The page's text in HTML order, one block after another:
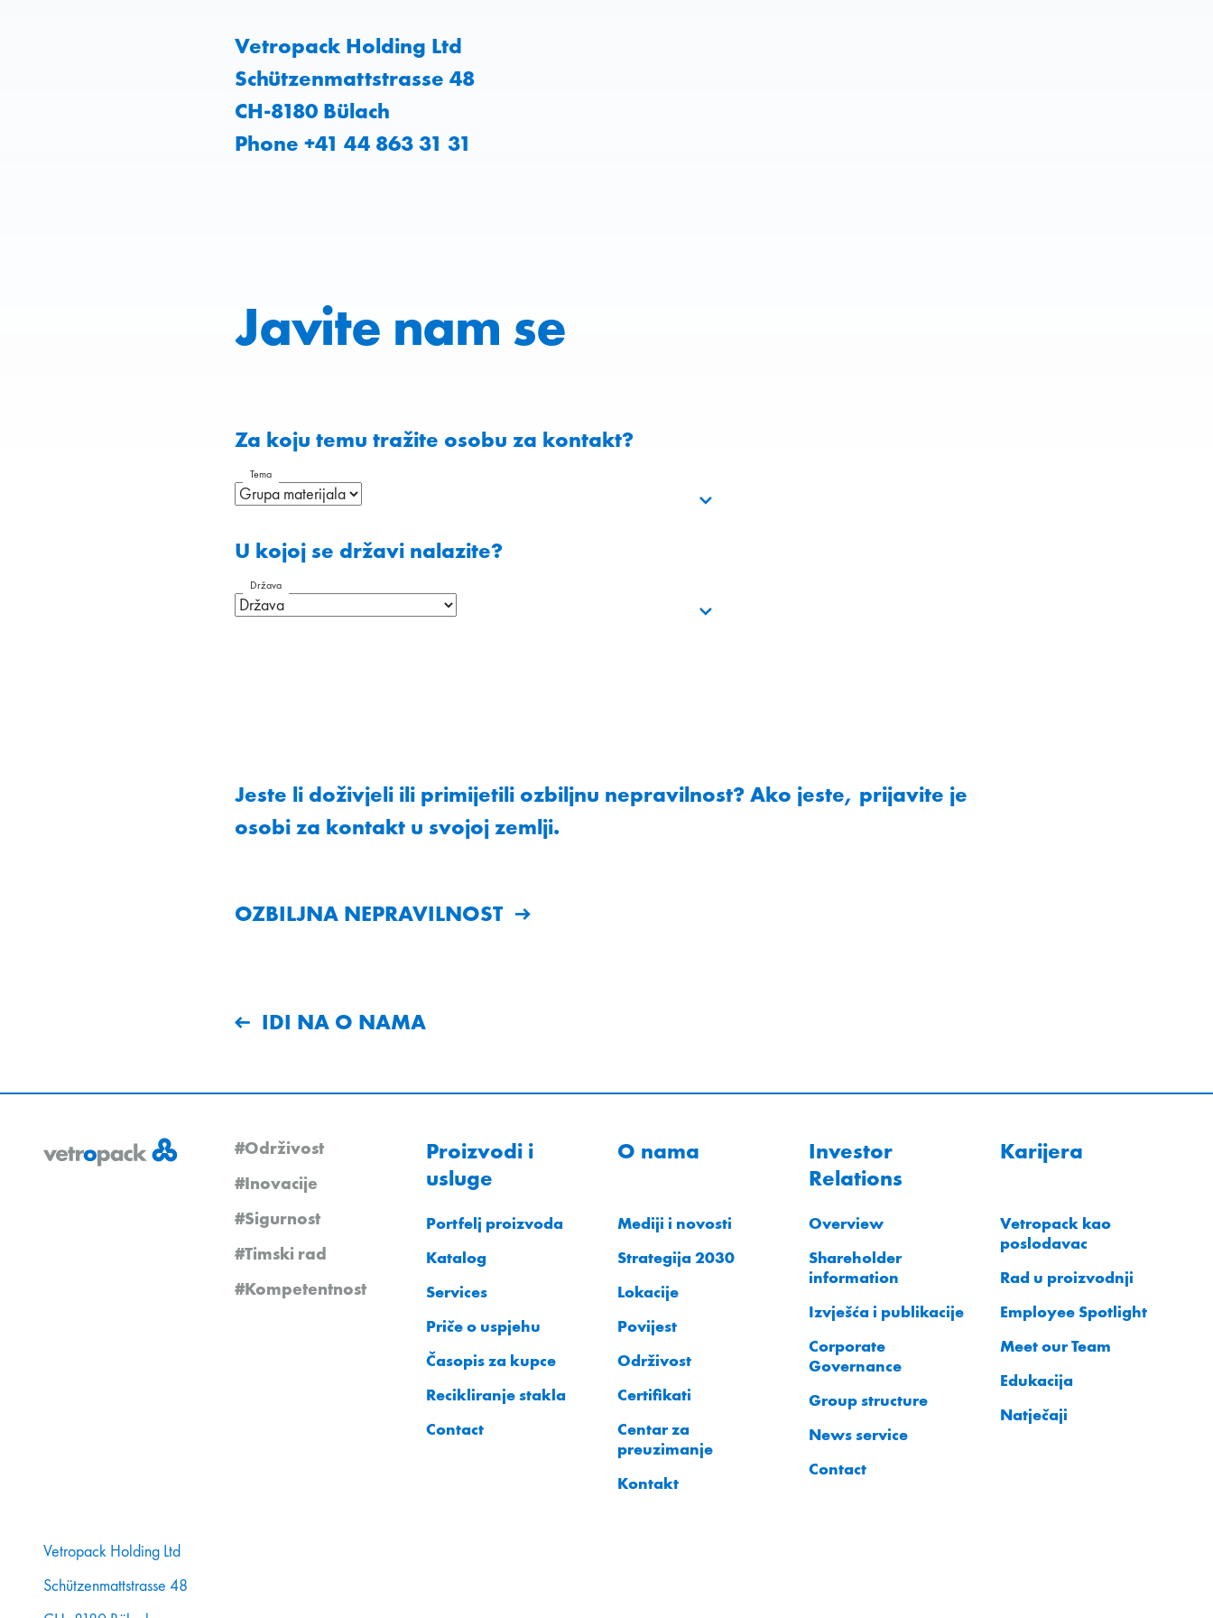
Vetropack Holding Ltd
Schützenmattstrasse 48
CH-8180 Bülach
Phone +41 44 863 31 31
Javite nam se
Za koju temu tražite osobu za kontakt?
Tema
U kojoj se državi nalazite?
Država
Jeste li doživjeli ili primijetili ozbiljnu nepravilnost? Ako jeste, prijavite je
osobi za kontakt u svojoj zemlji.
OZBILJNA NEPRAVILNOST
IDI NA O NAMA
#Održivost
#Inovacije
#Sigurnost
#Timski rad
#Kompetentnost
Proizvodi i
usluge
Portfelj proizvoda
Katalog
Services
Priče o uspjehu
Časopis za kupce
Recikliranje stakla
Contact
O nama
Mediji i novosti
Strategija 2030
Lokacije
Povijest
Održivost
Certifikati
Centar za
preuzimanje
Kontakt
Investor
Relations
Overview
Shareholder
information
Izvješća i publikacije
Corporate
Governance
Group structure
News service
Contact
Karijera
Vetropack kao
poslodavac
Rad u proizvodnji
Employee Spotlight
Meet our Team
Edukacija
Natječaji
Vetropack Holding Ltd
Schützenmattstrasse 48